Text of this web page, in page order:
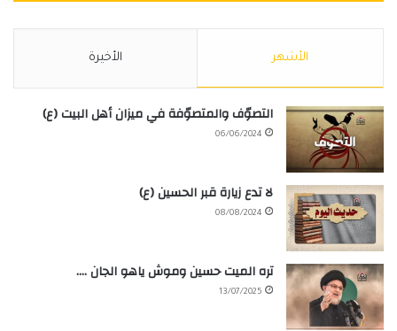
الأشهر الأخيرة
التصوّف والمتصوّفة في ميزان أهل البيت (ع)
06/06/2024
لا تدع زيارة قبر الحسين (ع)
08/08/2024
تره الميت حسين وموش ياهو الجان ….
13/07/2025